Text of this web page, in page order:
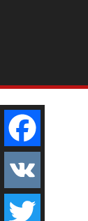
Facebook
VK